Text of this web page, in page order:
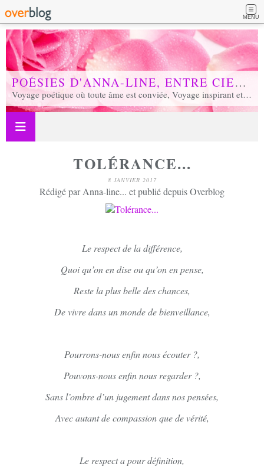
MENU
POÉSIES D'ANNA-LINE, ENTRE CIEL ET TERRE...
Voyage poétique où toute âme est conviée, Voyage inspirant et inspiré, Voyage en soi et d'unité, Voyage au coeur de notre réalité...
TOLÉRANCE...
8 JANVIER 2017
Rédigé par Anna-line... et publié depuis Overblog
Le respect de la différence,
Quoi qu’on en dise ou qu’on en pense,
Reste la plus belle des chances,
De vivre dans un monde de bienveillance,
Pourrons-nous enfin nous écouter ?,
Pouvons-nous enfin nous regarder ?,
Sans l’ombre d’un jugement dans nos pensées,
Avec autant de compassion que de vérité,
Le respect a pour définition,